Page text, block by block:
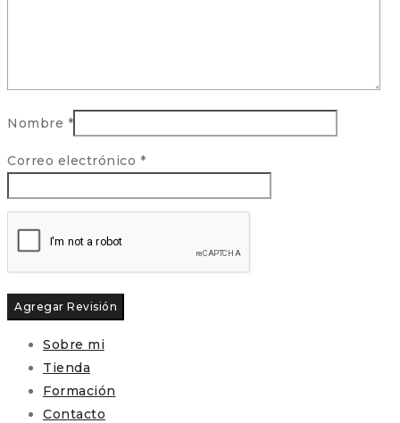
Nombre *
Correo electrónico *
Sobre mi
Tienda
Formación
Contacto